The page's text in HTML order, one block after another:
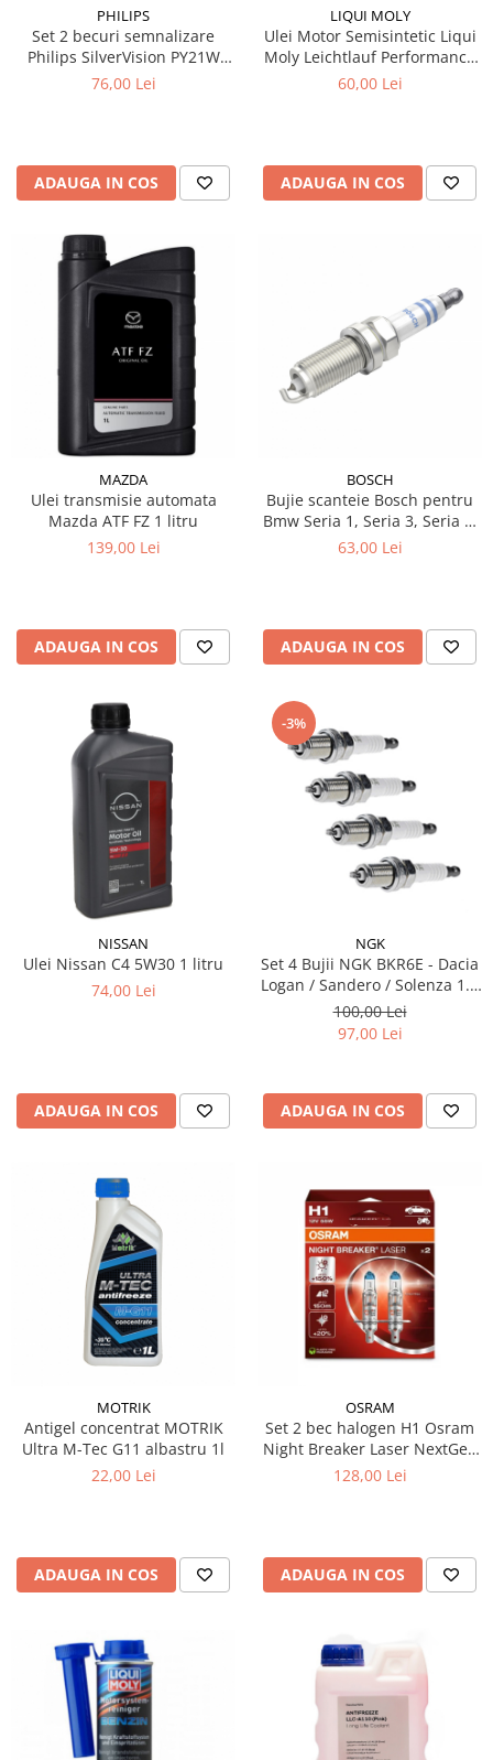
PHILIPS
Set 2 becuri semnalizare
Philips SilverVision PY21W
BAU15s 12V 21W
76,00 Lei
ADAUGA IN COS
LIQUI MOLY
Ulei Motor Semisintetic Liqui
Moly Leichtlauf Performance
10W-40 1 litru
60,00 Lei
ADAUGA IN COS
MAZDA
Ulei transmisie automata
Mazda ATF FZ 1 litru
139,00 Lei
ADAUGA IN COS
BOSCH
Bujie scanteie Bosch pentru
Bmw Seria 1, Seria 3, Seria 5,
Seria 6, Seria 7, X1, X3, X5, Z4
63,00 Lei
ADAUGA IN COS
NISSAN
Ulei Nissan C4 5W30 1 litru
74,00 Lei
ADAUGA IN COS
-3%
NGK
Set 4 Bujii NGK BKR6E - Dacia
Logan / Sandero / Solenza 1.4
& 1.6 MPI - Kit Complet
100,00 Lei
97,00 Lei
ADAUGA IN COS
MOTRIK
Antigel concentrat MOTRIK
Ultra M-Tec G11 albastru 1l
22,00 Lei
ADAUGA IN COS
OSRAM
Set 2 bec halogen H1 Osram
Night Breaker Laser NextGen
+150%
128,00 Lei
ADAUGA IN COS